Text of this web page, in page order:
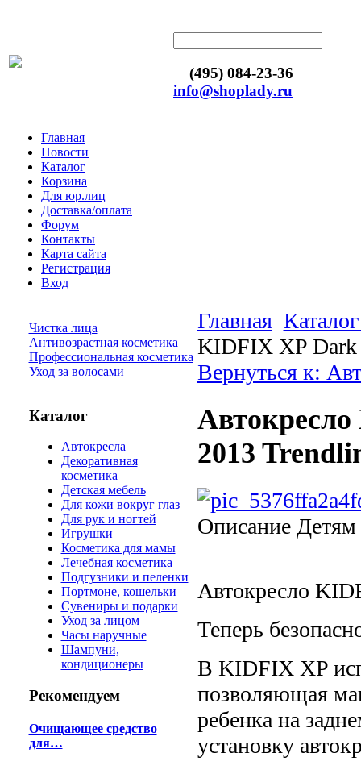
(495) 084-23-36
info@shoplady.ru
Главная
Новости
Каталог
Корзина
Для юр.лиц
Доставка/оплата
Форум
Контакты
Карта сайта
Регистрация
Вход
Чистка лица
Антивозрастная косметика
Профессиональная косметика
Уход за волосами
Каталог
Автокресла
Декоративная
косметика
Детская мебель
Для кожи вокруг глаз
Для рук и ногтей
Игрушки
Косметика для мамы
Лечебная косметика
Подгузники и пеленки
Портмоне, кошельки
Сувениры и подарки
Уход за лицом
Часы наручные
Шампуни,
кондиционеры
Рекомендуем
Очищающее средство
для…
Главная
KIDFIX XP Dark
Вернуться к:
2013
ОписаниеДетям
Автокресло
Теперь
В KIDFIX XP
позволяющая
ребенка на
установку